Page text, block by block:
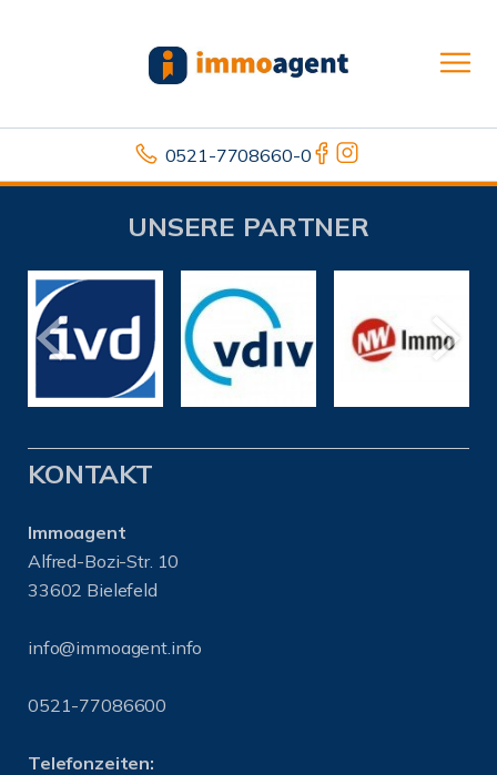
0521-7708660-0
UNSERE PARTNER
KONTAKT
Immoagent
Alfred-Bozi-Str. 10
33602 Bielefeld
info@immoagent.info
0521-77086600
Telefonzeiten: